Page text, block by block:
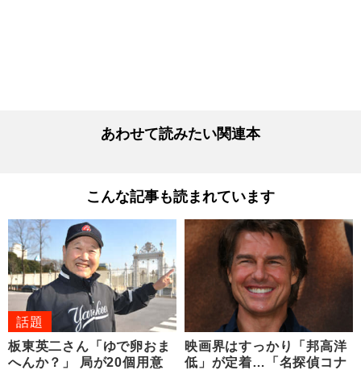
あわせて読みたい関連本
こんな記事も読まれています
話題
板東英二さん「ゆで卵おま
へんか？」 局が20個用意
映画界はすっかり「邦高洋
低」が定着…「名探偵コナ